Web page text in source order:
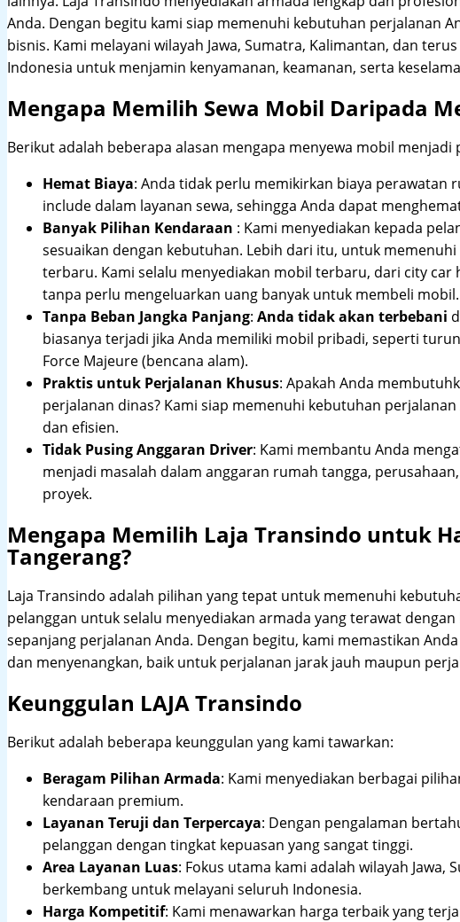
Anda. Dengan begitu kami siap memenuhi kebutuhan perjalanan
bisnis. Kami melayani wilayah Jawa, Sumatra, Kalimantan, dan
Indonesia untuk menjamin kenyamanan, keamanan, serta
Mengapa Memilih Sewa Mobil Daripada
Berikut adalah beberapa alasan mengapa menyewa mobil menjadi
Hemat Biaya: Anda tidak perlu memikirkan biaya perawatan
include dalam layanan sewa, sehingga Anda dapat
Banyak Pilihan Kendaraan : Kami menyediakan kepada
sesuaikan dengan kebutuhan. Lebih dari itu, untuk
terbaru. Kami selalu menyediakan mobil terbaru, dari city car
tanpa perlu mengeluarkan uang banyak untuk membeli mobil.
Tanpa Beban Jangka Panjang: Anda tidak akan terbebani
biasanya terjadi jika Anda memiliki mobil pribadi, seperti
Force Majeure (bencana alam).
Praktis untuk Perjalanan Khusus: Apakah Anda
perjalanan dinas? Kami siap memenuhi kebutuhan
dan efisien.
Tidak Pusing Anggaran Driver: Kami membantu Anda
menjadi masalah dalam anggaran rumah tangga,
proyek.
Mengapa Memilih Laja Transindo untuk
Tangerang?
Laja Transindo adalah pilihan yang tepat untuk memenuhi
pelanggan untuk selalu menyediakan armada yang terawat
sepanjang perjalanan Anda. Dengan begitu, kami memastikan
dan menyenangkan, baik untuk perjalanan jarak jauh maupun
Keunggulan LAJA Transindo
Berikut adalah beberapa keunggulan yang kami tawarkan:
Beragam Pilihan Armada: Kami menyediakan berbagai
kendaraan premium.
Layanan Teruji dan Terpercaya: Dengan pengalaman
pelanggan dengan tingkat kepuasan yang sangat tinggi.
Area Layanan Luas: Fokus utama kami adalah wilayah
berkembang untuk melayani seluruh Indonesia.
Harga Kompetitif: Kami menawarkan harga terbaik yang